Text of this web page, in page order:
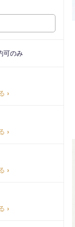
可のみ
›
›
›
›